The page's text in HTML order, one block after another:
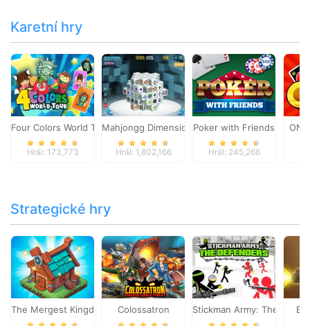
Karetní hry
Four Colors World Tour
Hrál: 173,773
Mahjongg Dimensions
Hrál: 1,802,166
Poker with Friends
Hrál: 245,266
Strategické hry
The Mergest Kingdom Colossatron Stickman Army: The